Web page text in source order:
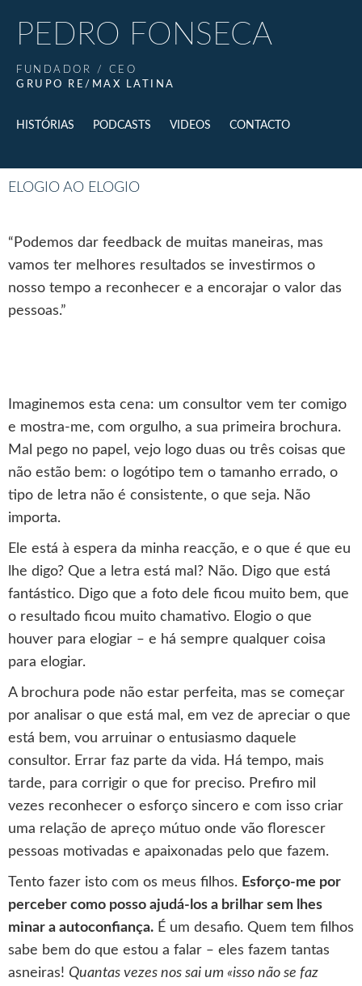
PEDRO FONSECA
FUNDADOR / CEO
GRUPO RE/MAX LATINA
HISTÓRIAS PODCASTS VIDEOS CONTACTO
ELOGIO AO ELOGIO
“Podemos dar feedback de muitas maneiras, mas
vamos ter melhores resultados se investirmos o
nosso tempo a reconhecer e a encorajar o valor das
pessoas.”
Imaginemos esta cena: um consultor vem ter comigo
e mostra-me, com orgulho, a sua primeira brochura.
Mal pego no papel, vejo logo duas ou três coisas que
não estão bem: o logótipo tem o tamanho errado, o
tipo de letra não é consistente, o que seja. Não
importa.
Ele está à espera da minha reacção, e o que é que eu
lhe digo? Que a letra está mal? Não. Digo que está
fantástico. Digo que a foto dele ficou muito bem, que
o resultado ficou muito chamativo. Elogio o que
houver para elogiar ‒ e há sempre qualquer coisa
para elogiar.
A brochura pode não estar perfeita, mas se começar
por analisar o que está mal, em vez de apreciar o que
está bem, vou arruinar o entusiasmo daquele
consultor. Errar faz parte da vida. Há tempo, mais
tarde, para corrigir o que for preciso. Prefiro mil
vezes reconhecer o esforço sincero e com isso criar
uma relação de apreço mútuo onde vão florescer
pessoas motivadas e apaixonadas pelo que fazem.
Tento fazer isto com os meus filhos. Esforço-me por
perceber como posso ajudá-los a brilhar sem lhes
minar a autoconfiança. É um desafio. Quem tem filhos
sabe bem do que estou a falar ‒ eles fazem tantas
asneiras! Quantas vezes nos sai um «isso não se faz